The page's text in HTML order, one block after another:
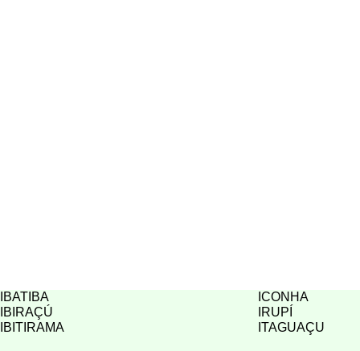
IBATIBA
ICONHA
IBIRAÇÚ
IRUPÍ
IBITIRAMA
ITAGUAÇU